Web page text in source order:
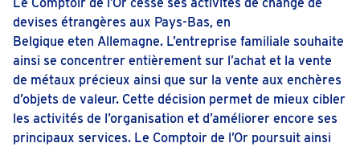
devises étrangères aux Pays-Bas, en
Belgique eten Allemagne. L’entreprise familiale souhaite
ainsi se concentrer entièrement sur l’achat et la vente
de métaux précieux ainsi que sur la vente aux enchères
d’objets de valeur. Cette décision permet de mieux cibler
les activités de l’organisation et d’améliorer encore ses
principaux services. Le Comptoir de l’Or poursuit ainsi